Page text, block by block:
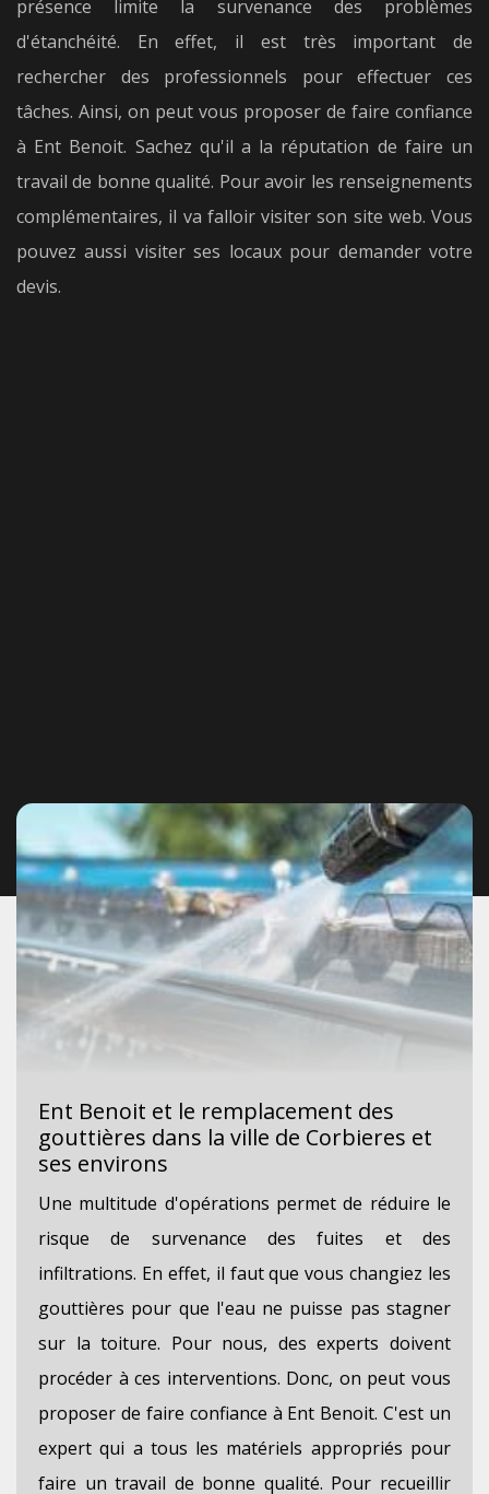
présence limite la survenance des problèmes
d'étanchéité. En effet, il est très important de
rechercher des professionnels pour effectuer ces
tâches. Ainsi, on peut vous proposer de faire confiance
à Ent Benoit. Sachez qu'il a la réputation de faire un
travail de bonne qualité. Pour avoir les renseignements
complémentaires, il va falloir visiter son site web. Vous
pouvez aussi visiter ses locaux pour demander votre
devis.
Ent Benoit et le remplacement des
gouttières dans la ville de Corbieres et
ses environs
Une multitude d'opérations permet de réduire le
risque de survenance des fuites et des
infiltrations. En effet, il faut que vous changiez les
gouttières pour que l'eau ne puisse pas stagner
sur la toiture. Pour nous, des experts doivent
procéder à ces interventions. Donc, on peut vous
proposer de faire confiance à Ent Benoit. C'est un
expert qui a tous les matériels appropriés pour
faire un travail de bonne qualité. Pour recueillir